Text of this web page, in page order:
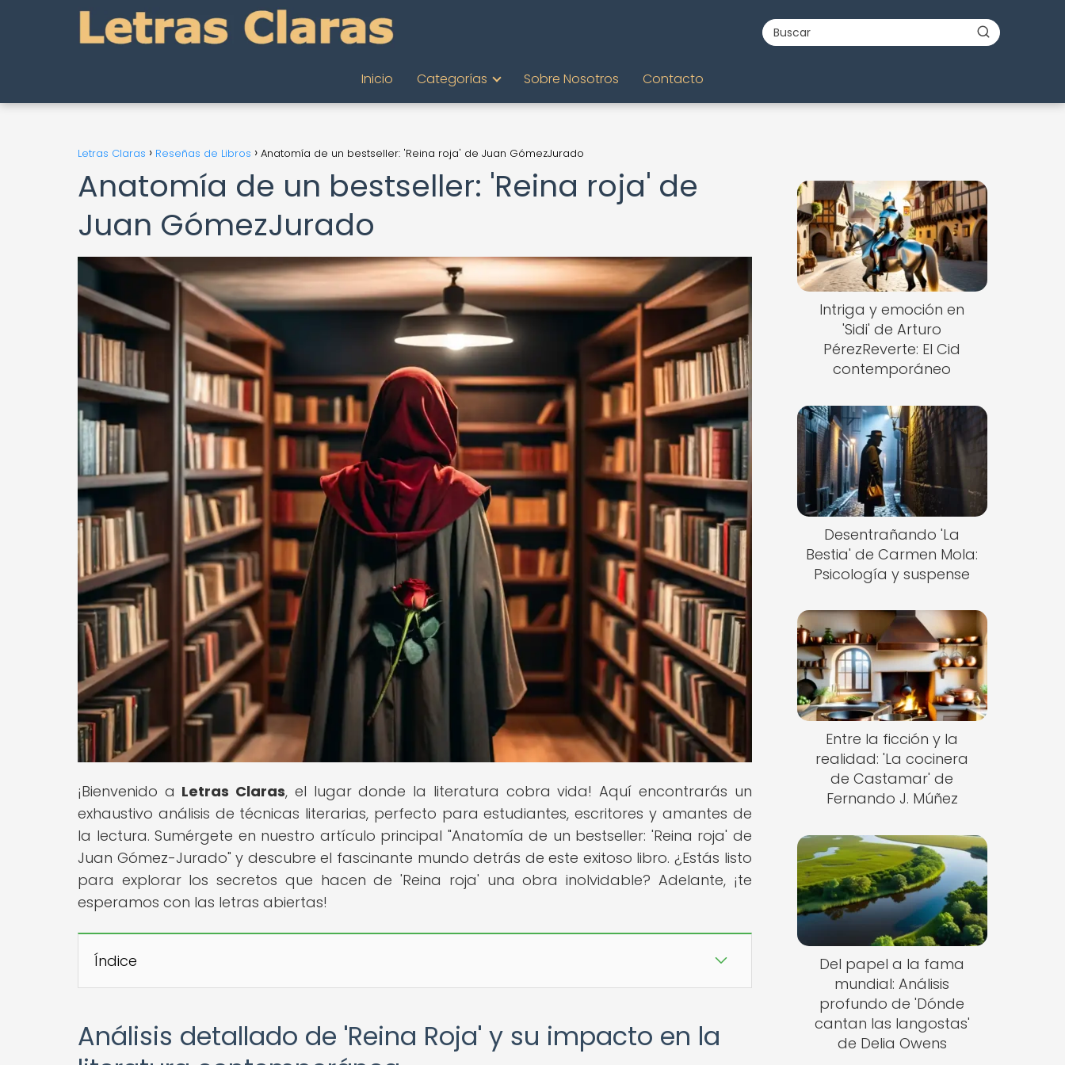
Inicio Categorías Sobre Nosotros Contacto
Letras Claras Reseñas de Libros Anatomía de un bestseller: 'Reina roja' de Juan GómezJurado
Anatomía de un bestseller: 'Reina roja' de
Juan GómezJurado
¡Bienvenido a Letras Claras, el lugar donde la literatura cobra vida! Aquí encontrarás un
exhaustivo análisis de técnicas literarias, perfecto para estudiantes, escritores y amantes de
la lectura. Sumérgete en nuestro artículo principal "Anatomía de un bestseller: 'Reina roja' de
Juan Gómez-Jurado" y descubre el fascinante mundo detrás de este exitoso libro. ¿Estás listo
para explorar los secretos que hacen de 'Reina roja' una obra inolvidable? Adelante, ¡te
esperamos con las letras abiertas!
Índice
Análisis detallado de 'Reina Roja' y su impacto en la
Intriga y emoción en
'Sidi' de Arturo
PérezReverte: El Cid
contemporáneo
Desentrañando 'La
Bestia' de Carmen Mola:
Psicología y suspense
Entre la ficción y la
realidad: 'La cocinera
de Castamar' de
Fernando J. Múñez
Del papel a la fama
mundial: Análisis
profundo de 'Dónde
cantan las langostas'
de Delia Owens